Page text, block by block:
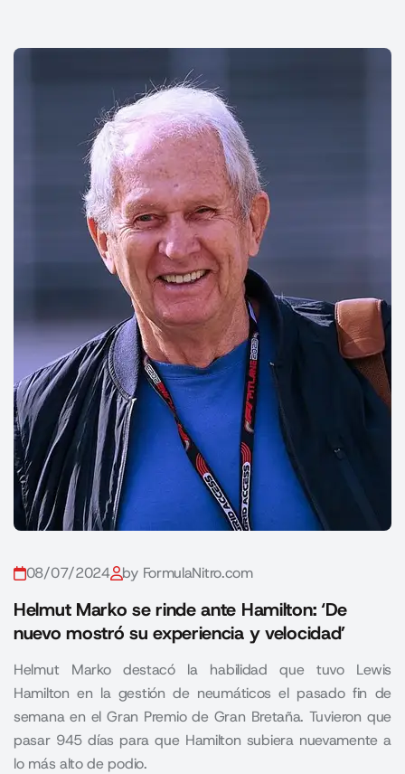
08/07/2024 by FormulaNitro.com
Helmut Marko se rinde ante Hamilton: ‘De
nuevo mostró su experiencia y velocidad’
Helmut Marko destacó la habilidad que tuvo Lewis
Hamilton en la gestión de neumáticos el pasado fin de
semana en el Gran Premio de Gran Bretaña. Tuvieron que
pasar 945 días para que Hamilton subiera nuevamente a
lo más alto de podio.